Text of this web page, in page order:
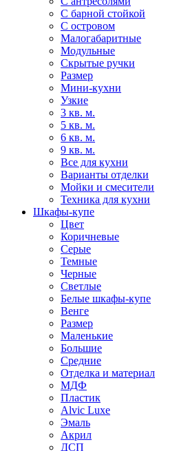
С барной стойкой
С островом
Малогабаритные
Модульные
Скрытые ручки
Размер
Мини-кухни
Узкие
3 кв. м.
5 кв. м.
6 кв. м.
9 кв. м.
Все для кухни
Варианты отделки
Мойки и смесители
Техника для кухни
Шкафы-купе
Цвет
Коричневые
Серые
Темные
Черные
Светлые
Белые шкафы-купе
Венге
Размер
Маленькие
Большие
Средние
Отделка и материал
МДФ
Пластик
Alvic Luxe
Эмаль
Акрил
ДСП